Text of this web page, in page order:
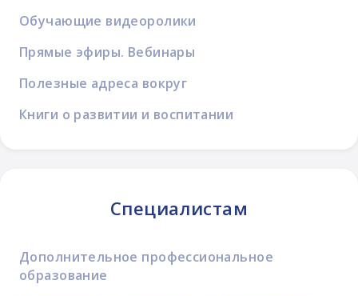
Обучающие видеоролики
Прямые эфиры. Вебинары
Полезные адреса вокруг
Книги о развитии и воспитании
Специалистам
Дополнительное профессиональное
образование